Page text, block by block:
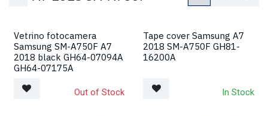
Vetrino fotocamera
Samsung SM-A750F A7
2018 black GH64-07094A
GH64-07175A
Out of Stock
Tape cover Samsung A7
2018 SM-A750F GH81-
16200A
In Stock